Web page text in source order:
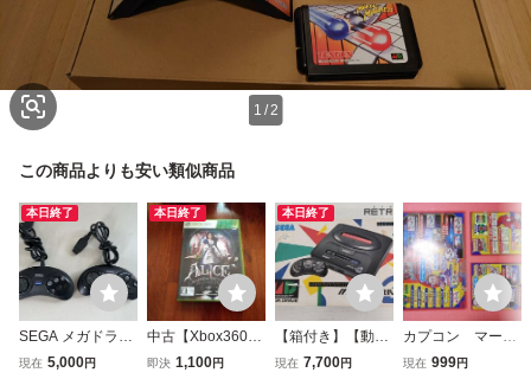
1 /2
この商品よりも安い類似商品
本日終了
SEGA メガドライ
ブ用 コントローラ
現在 5,000円
本日終了
中古【Xbox360】
アリス マッドネス
即決 1,100円
本日終了
【箱付き】【動作
品】メガドライブ
現在 7,700円
カプコン マーブ
ルVSストリートフ
現在 999円